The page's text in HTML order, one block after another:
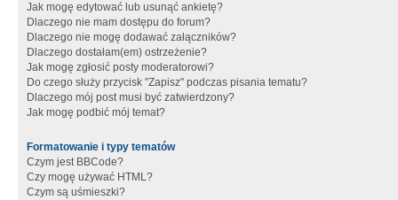
Jak mogę edytować lub usunąć ankietę?
Dlaczego nie mam dostępu do forum?
Dlaczego nie mogę dodawać załączników?
Dlaczego dostałam(em) ostrzeżenie?
Jak mogę zgłosić posty moderatorowi?
Do czego służy przycisk "Zapisz" podczas pisania tematu?
Dlaczego mój post musi być zatwierdzony?
Jak mogę podbić mój temat?
Formatowanie i typy tematów
Czym jest BBCode?
Czy mogę używać HTML?
Czym są uśmieszki?